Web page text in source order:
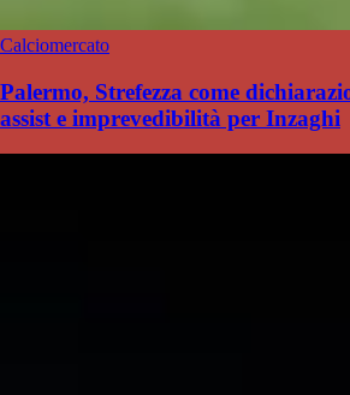
Calciomercato
Palermo, Strefezza come
assist e imprevedibilità per Inzaghi